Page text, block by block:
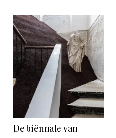
De biënnale van